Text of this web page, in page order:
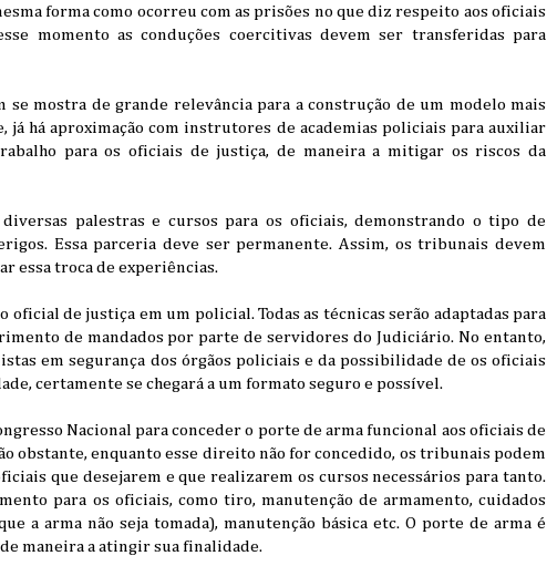
forma como ocorreu com as prisões no que diz respeito aos oficiais
momento as conduções coercitivas devem ser transferidas para
mostra de grande relevância para a construção de um modelo mais
já há aproximação com instrutores de academias policiais para auxiliar
para os oficiais de justiça, de maneira a mitigar os riscos da
palestras e cursos para os oficiais, demonstrando o tipo de
Essa parceria deve ser permanente. Assim, os tribunais devem
essa troca de experiências.
de justiça em um policial. Todas as técnicas serão adaptadas para
de mandados por parte de servidores do Judiciário. No entanto,
em segurança dos órgãos policiais e da possibilidade de os oficiais
certamente se chegará a um formato seguro e possível.
Nacional para conceder o porte de arma funcional aos oficiais de
obstante, enquanto esse direito não for concedido, os tribunais podem
que desejarem e que realizarem os cursos necessários para tanto.
para os oficiais, como tiro, manutenção de armamento, cuidados
a arma não seja tomada), manutenção básica etc. O porte de arma é
maneira a atingir sua finalidade.